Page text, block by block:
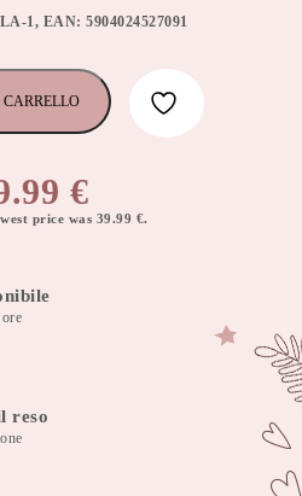
1, EAN: 5904024527091
€
price was 39.99 €.
reso